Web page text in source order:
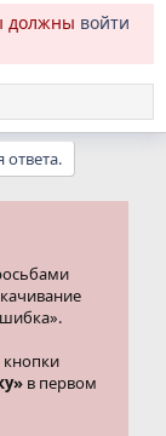
должны войти
ответа.
кнопки
в первом